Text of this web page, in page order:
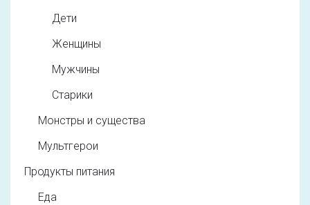
Дети
Женщины
Мужчины
Старики
Монстры и существа
Мультгерои
Продукты питания
Еда